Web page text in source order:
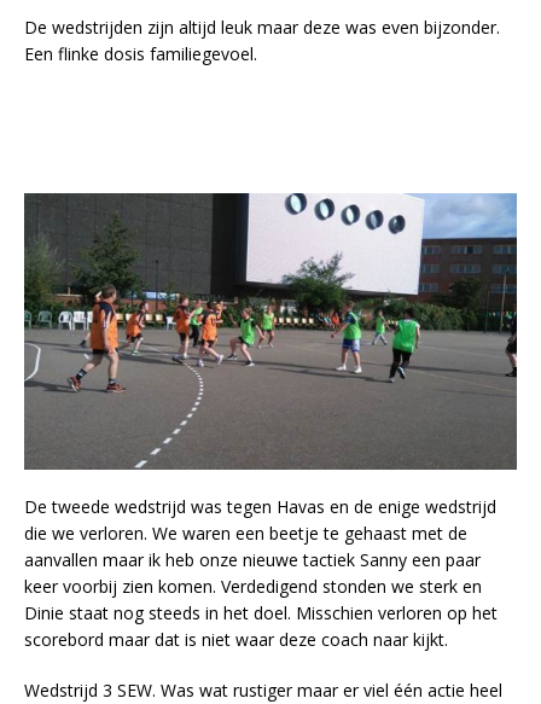
De wedstrijden zijn altijd leuk maar deze was even bijzonder.
Een flinke dosis familiegevoel.
De tweede wedstrijd was tegen Havas en de enige wedstrijd
die we verloren. We waren een beetje te gehaast met de
aanvallen maar ik heb onze nieuwe tactiek Sanny een paar
keer voorbij zien komen. Verdedigend stonden we sterk en
Dinie staat nog steeds in het doel. Misschien verloren op het
scorebord maar dat is niet waar deze coach naar kijkt.
Wedstrijd 3 SEW. Was wat rustiger maar er viel één actie heel